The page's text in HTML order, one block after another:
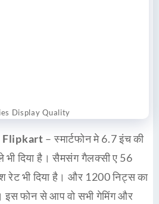
Display Quality
Flipkart – स्मार्टफोन मे 6.7 इंच की
दिया है। सैमसंग गैलक्सी ए 56
रेट भी दिया है। और 1200 निट्स का
इस फोन से आप वो सभी गेमिंग और